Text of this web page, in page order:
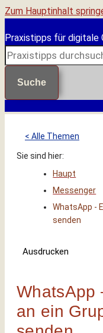
Zum Hauptinhalt
Praxistipps für digitale
Suche
< Alle Themen
Sie sind hier:
Haupt
Messenger
WhatsApp -
senden
Ausdrucken
WhatsApp
an ein